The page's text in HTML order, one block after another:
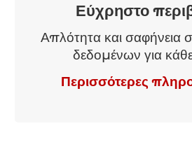
Εύχρηστο
Απλότητα και σαφήνεια
δεδομένων για
Περισσότερες